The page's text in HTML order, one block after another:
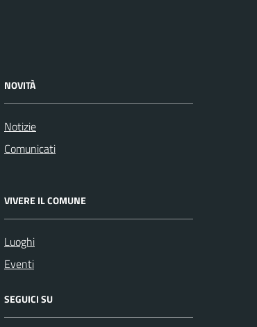
NOVITÀ
Notizie
Comunicati
VIVERE IL COMUNE
Luoghi
Eventi
SEGUICI SU